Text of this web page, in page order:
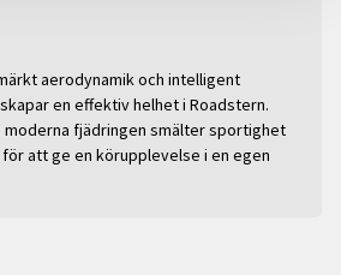
aerodynamik och intelligent
en effektiv helhet i Roadstern.
moderna fjädringen smälter sportighet
att ge en körupplevelse i en egen